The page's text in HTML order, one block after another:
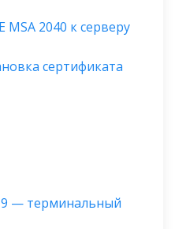
2040 к серверу
сертификата
— терминальный